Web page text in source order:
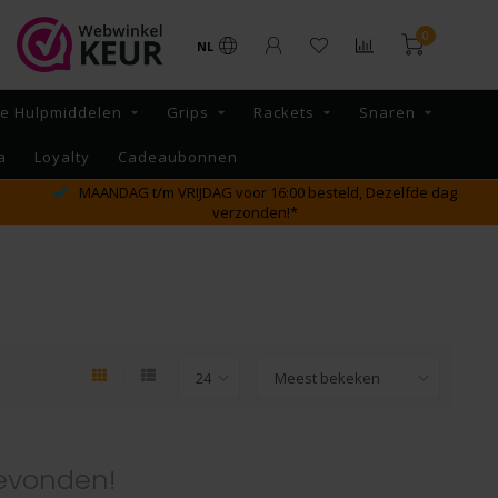
NL
0
Hulpmiddelen Grips Rackets Snaren
Loyalty
Cadeaubonnen
MAANDAG t/m VRIJDAG voor 16:00 besteld, Dezelfde dag
verzonden!*